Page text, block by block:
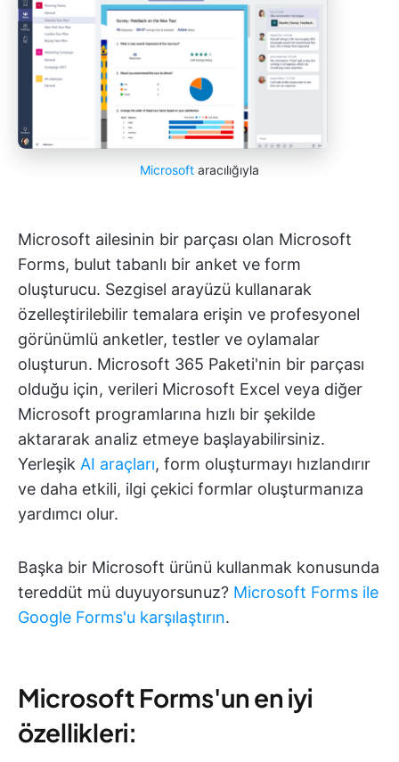
Microsoft aracılığıyla
Microsoft ailesinin bir parçası olan Microsoft
Forms, bulut tabanlı bir anket ve form
oluşturucu. Sezgisel arayüzü kullanarak
özelleştirilebilir temalara erişin ve profesyonel
görünümlü anketler, testler ve oylamalar
oluşturun. Microsoft 365 Paketi'nin bir parçası
olduğu için, verileri Microsoft Excel veya diğer
Microsoft programlarına hızlı bir şekilde
aktararak analiz etmeye başlayabilirsiniz.
Yerleşik AI araçları, form oluşturmayı hızlandırır
ve daha etkili, ilgi çekici formlar oluşturmanıza
yardımcı olur.
Başka bir Microsoft ürünü kullanmak konusunda
tereddüt mü duyuyorsunuz? Microsoft Forms ile
Google Forms'u karşılaştırın.
Microsoft Forms'un en iyi
özellikleri: